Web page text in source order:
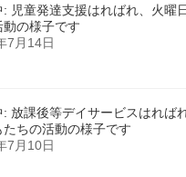
: 児童発達支援はればれ、火曜
動の様子です
7月14日
: 放課後等デイサービスはれば
たちの活動の様子です
7月10日